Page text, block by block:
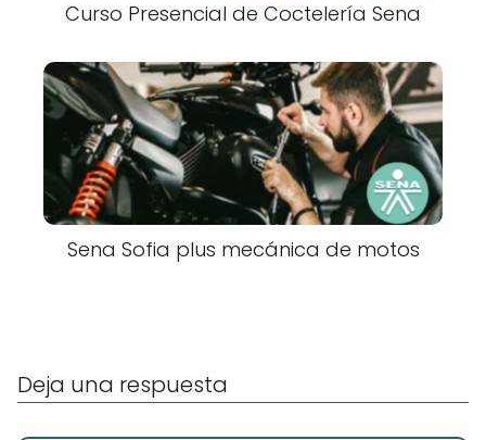
Curso Presencial de Coctelería Sena
Sena Sofia plus mecánica de motos
Deja una respuesta